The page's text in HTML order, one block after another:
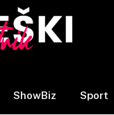
ShowBiz Sport